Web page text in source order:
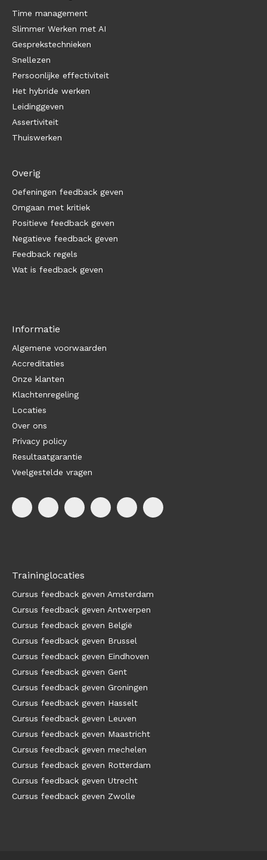
Time management
Slimmer Werken met AI
Gesprekstechnieken
Snellezen
Persoonlijke effectiviteit
Het hybride werken
Leidinggeven
Assertiviteit
Thuiswerken
Overig
Oefeningen feedback geven
Omgaan met kritiek
Positieve feedback geven
Negatieve feedback geven
Feedback regels
Wat is feedback geven
Informatie
Algemene voorwaarden
Accreditaties
Onze klanten
Klachtenregeling
Locaties
Over ons
Privacy policy
Resultaatgarantie
Veelgestelde vragen
Traininglocaties
Cursus feedback geven Amsterdam
Cursus feedback geven Antwerpen
Cursus feedback geven België
Cursus feedback geven Brussel
Cursus feedback geven Eindhoven
Cursus feedback geven Gent
Cursus feedback geven Groningen
Cursus feedback geven Hasselt
Cursus feedback geven Leuven
Cursus feedback geven Maastricht
Cursus feedback geven mechelen
Cursus feedback geven Rotterdam
Cursus feedback geven Utrecht
Cursus feedback geven Zwolle